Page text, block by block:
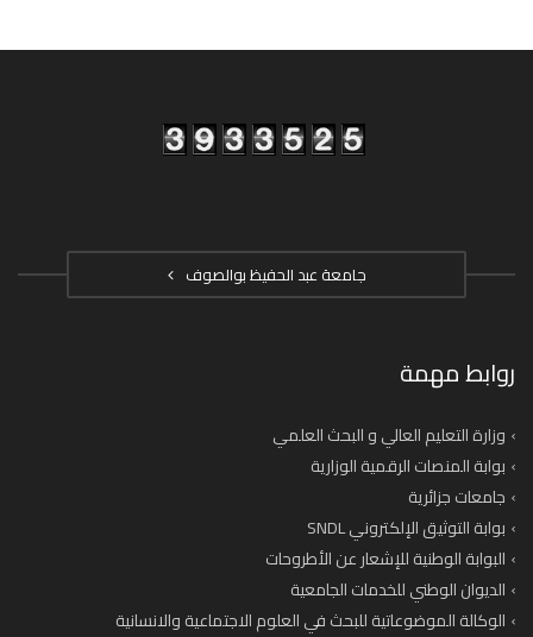
جامعة عبد الحفيظ بوالصوف
روابط مهمة
وزارة التعليم العالي و البحث العلمي
بوابة المنصات الرقمية الوزارية
جامعات جزائرية
بوابة التوثيق الإلكتروني SNDL
البوابة الوطنية للإشعار عن الأطروحات
الديوان الوطني للخدمات الجامعية
الوكالة الموضوعاتية للبحث في العلوم الاجتماعية والانسانية